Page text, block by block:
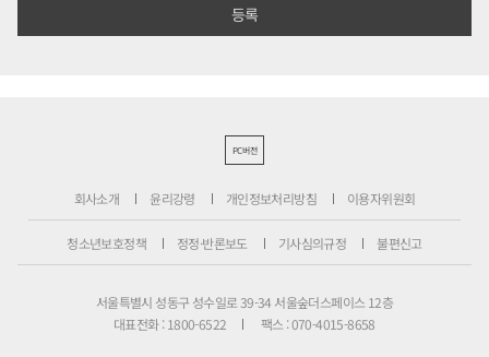
PC버전
회사소개 윤리강령 개인정보처리방침 이용자위원회
청소년보호정책 정정·반론보도 기사심의규정 불편신고
서울특별시 성동구 성수일로 39-34 서울숲더스페이스 12층
대표전화 : 1800-6522
팩스 : 070-4015-8658